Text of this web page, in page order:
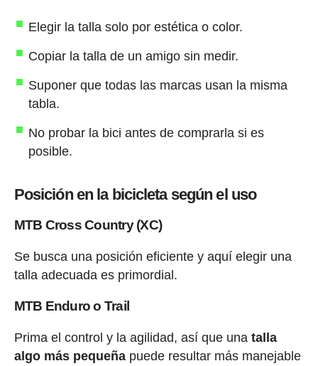
Elegir la talla solo por estética o color.
Copiar la talla de un amigo sin medir.
Suponer que todas las marcas usan la misma
tabla.
No probar la bici antes de comprarla si es
posible.
Posición en la bicicleta según el uso
MTB Cross Country (XC)
Se busca una posición eficiente y aquí elegir una
talla adecuada es primordial.
MTB Enduro o Trail
Prima el control y la agilidad, así que una talla
algo más pequeñapuede resultar más manejable